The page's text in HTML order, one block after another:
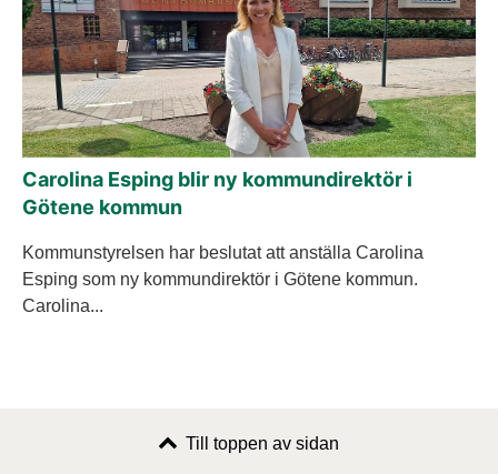
Carolina Esping blir ny kommundirektör i
Götene kommun
Kommunstyrelsen har beslutat att anställa Carolina
Esping som ny kommundirektör i Götene kommun.
Carolina...
Till toppen av sidan